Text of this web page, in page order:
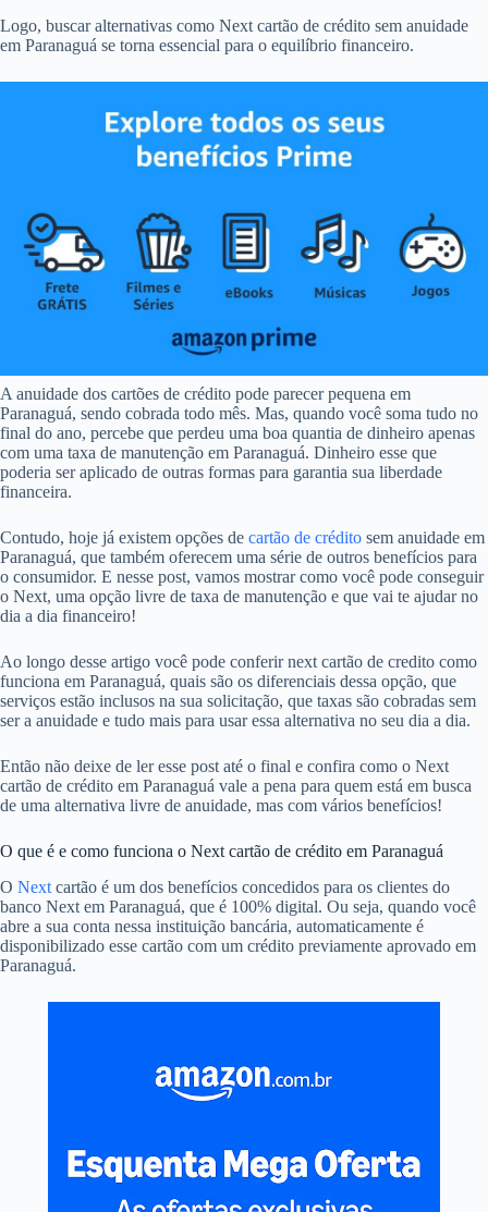
Logo, buscar alternativas como Next cartão de crédito sem anuidade
em Paranaguá se torna essencial para o equilíbrio financeiro.
A anuidade dos cartões de crédito pode parecer pequena em
Paranaguá, sendo cobrada todo mês. Mas, quando você soma tudo no
final do ano, percebe que perdeu uma boa quantia de dinheiro apenas
com uma taxa de manutenção em Paranaguá. Dinheiro esse que
poderia ser aplicado de outras formas para garantia sua liberdade
financeira.
Contudo, hoje já existem opções de cartão de crédito sem anuidade em
Paranaguá, que também oferecem uma série de outros benefícios para
o consumidor. E nesse post, vamos mostrar como você pode conseguir
o Next, uma opção livre de taxa de manutenção e que vai te ajudar no
dia a dia financeiro!
Ao longo desse artigo você pode conferir next cartão de credito como
funciona em Paranaguá, quais são os diferenciais dessa opção, que
serviços estão inclusos na sua solicitação, que taxas são cobradas sem
ser a anuidade e tudo mais para usar essa alternativa no seu dia a dia.
Então não deixe de ler esse post até o final e confira como o Next
cartão de crédito em Paranaguá vale a pena para quem está em busca
de uma alternativa livre de anuidade, mas com vários benefícios!
O que é e como funciona o Next cartão de crédito em Paranaguá
O Next cartão é um dos benefícios concedidos para os clientes do
banco Next em Paranaguá, que é 100% digital. Ou seja, quando você
abre a sua conta nessa instituição bancária, automaticamente é
disponibilizado esse cartão com um crédito previamente aprovado em
Paranaguá.